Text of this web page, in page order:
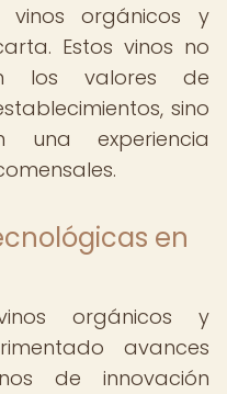
orgánicos y
Estos vinos no
los valores de
sino
una experiencia
en
orgánicos y
avances
de innovación